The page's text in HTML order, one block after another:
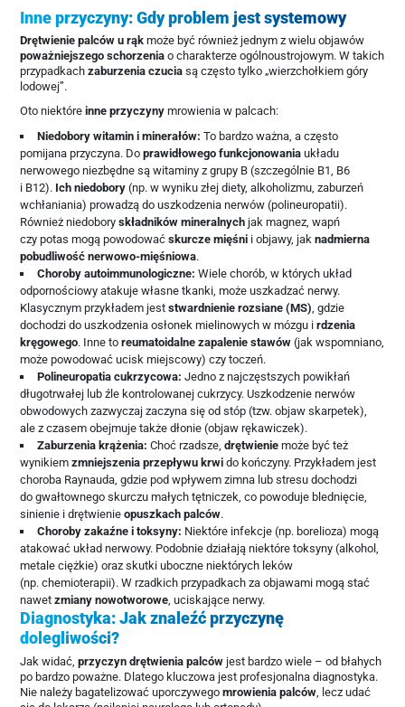
Inne przyczyny: Gdy problem jest systemowy
Drętwienie palców u rąk może być również jednym z wielu objawów
poważniejszego schorzenia o charakterze ogólnoustrojowym. W takich
przypadkachzaburzenia czucia są często tylko „wierzchołkiem góry
lodowej”.
Oto niektóreinne przyczyny mrowienia w palcach:
Niedobory witamin i minerałów: To bardzo ważna, a często
pomijana przyczyna. Doprawidłowego funkcjonowania układu
nerwowego niezbędne są witaminy z grupy B (szczególnie B1, B6
i B12). Ich niedobory (np. w wyniku złej diety, alkoholizmu, zaburzeń
wchłaniania) prowadzą do uszkodzenia nerwów (polineuropatii).
Również niedoboryskładników mineralnych jak magnez, wapń
czy potas mogą powodowaćskurcze mięśni i objawy, jaknadmierna
pobudliwość nerwowo-mięśniowa.
Choroby autoimmunologiczne: Wiele chorób, w których układ
odpornościowy atakuje własne tkanki, może uszkadzać nerwy.
Klasycznym przykładem jeststwardnienie rozsiane (MS), gdzie
dochodzi do uszkodzenia osłonek mielinowych w mózgu irdzenia
kręgowego. Inne toreumatoidalne zapalenie stawów (jak wspomniano,
może powodować ucisk miejscowy) czy toczeń.
Polineuropatia cukrzycowa: Jedno z najczęstszych powikłań
długotrwałej lub źle kontrolowanej cukrzycy. Uszkodzenie nerwów
obwodowych zazwyczaj zaczyna się od stóp (tzw. objaw skarpetek),
ale z czasem obejmuje także dłonie (objaw rękawiczek).
Zaburzenia krążenia: Choć rzadsze, drętwieniemoże być też
wynikiemzmniejszenia przepływu krwi do kończyny. Przykładem jest
choroba Raynauda, gdzie pod wpływem zimna lub stresu dochodzi
do gwałtownego skurczu małych tętniczek, co powoduje blednięcie,
sinienie i drętwienieopuszkach palców.
Choroby zakaźne i toksyny: Niektóre infekcje (np. borelioza) mogą
atakować układ nerwowy. Podobnie działają niektóre toksyny (alkohol,
metale ciężkie) oraz skutki uboczne niektórych leków
(np. chemioterapii). W rzadkich przypadkach za objawami mogą stać
nawetzmiany nowotworowe, uciskające nerwy.
Diagnostyka: Jak znaleźć przyczynę
dolegliwości?
Jak widać,przyczyn drętwienia palców jest bardzo wiele – od błahych
po bardzo poważne. Dlatego kluczowa jest profesjonalna diagnostyka.
Nie należy bagatelizować uporczywegomrowienia palców , lecz udać